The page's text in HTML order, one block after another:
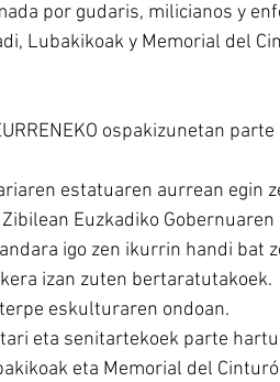
por gudaris, milicianos y
Lubakikoak y Memorial del
ospakizunetan
estatuaren aurrean egin
Euzkadiko Gobernuaren
igo zen ikurrin handi bat
izan zuten bertaratutakoek.
eskulturaren ondoan.
eta senitartekoek parte
eta Memorial del